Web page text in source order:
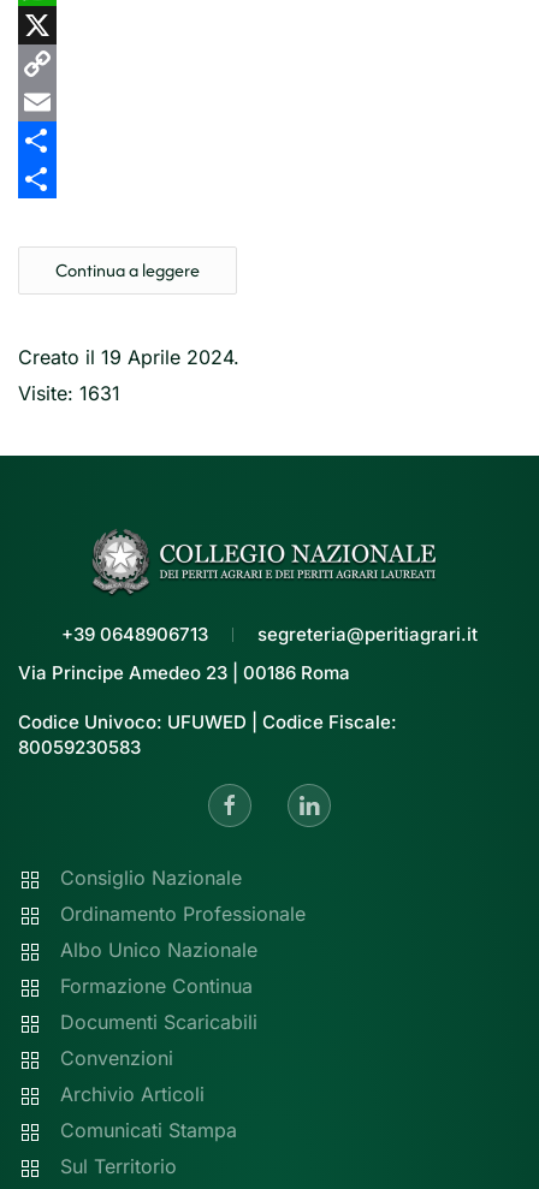
WhatsApp
X
Copy
Link
Email
Share
Continua a leggere
Creato il 19 Aprile 2024.
Visite: 1631
+39 0648906713
segreteria@peritiagrari.it
Via Principe Amedeo 23 | 00186 Roma
Codice Univoco: UFUWED | Codice Fiscale:
80059230583
Consiglio Nazionale
Ordinamento Professionale
Albo Unico Nazionale
Formazione Continua
Documenti Scaricabili
Convenzioni
Archivio Articoli
Comunicati Stampa
Sul Territorio